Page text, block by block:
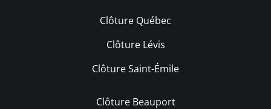
Clôture Québec
Clôture Lévis
Clôture Saint-Émile
Clôture Beauport